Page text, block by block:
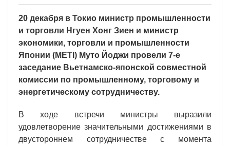
20 декабря в Токио министр промышленности
и торговли Нгуен Хонг Зиен и министр
экономики, торговли и промышленности
Японии (METI) Муто Йоджи провели 7-е
заседание Вьетнамско-японской совместной
комиссии по промышленному, торговому и
энергетическому сотрудничеству.
В ходе встречи министры выразили
удовлетворение значительными достижениями в
двустороннем сотрудничестве с момента